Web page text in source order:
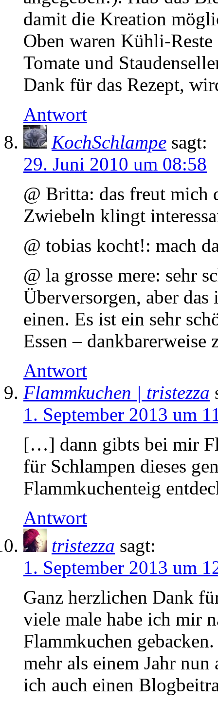
damit die Kreation
Oben waren Kühli-
Tomate und
Dank für das Rezept,
Antwort
KochSchlampe sagt:
29. Juni 2010 um 08:58
@ Britta: das freut mich
Zwiebeln klingt
@ tobias kocht!: mach
@ la grosse mere: sehr
Überversorgen, aber
einen. Es ist ein sehr
Essen –
Antwort
Flammkuchen | tristezza
1. September 2013 um
[…] dann gibts bei mir
für Schlampen dieses
Flammkuchenteig
Antwort
tristezza sagt:
1. September 2013 um
Ganz herzlichen Dank
viele male habe ich mir
Flammkuchen
mehr als einem Jahr
ich auch einen